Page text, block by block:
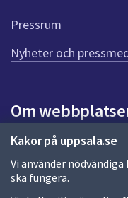
Kakor på uppsala.se
Vi använder
ska fungera.
e
n
n
a
d
a
Pressrum
Nyheter och
Om
Om webbplatsen
Allmänna handlingar
Behandling av